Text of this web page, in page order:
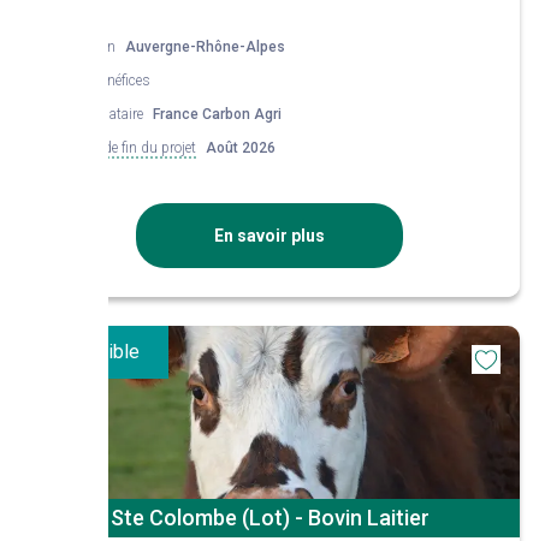
Région
Auvergne-Rhône-Alpes
Co-bénéfices
Mandataire
France Carbon Agri
Date de fin du projet Août 2026
En savoir plus
Disponible
Ste Colombe (Lot) - Bovin Laitier